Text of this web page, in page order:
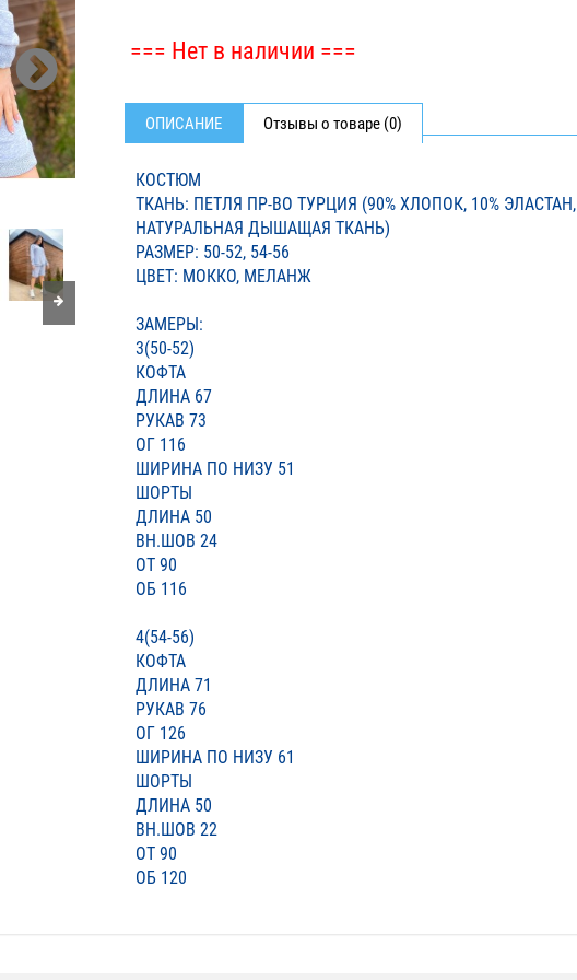
=== Нет в наличии ===
ОПИСАНИЕ Отзывы о товаре (0)
КОСТЮМ
ТКАНЬ: ПЕТЛЯ ПР-ВО ТУРЦИЯ (90% ХЛОПОК, 10% ЭЛАСТАН,
НАТУРАЛЬНАЯ ДЫШАЩАЯ ТКАНЬ)
РАЗМЕР: 50-52, 54-56
ЦВЕТ: МОККО, МЕЛАНЖ
ЗАМЕРЫ:
3(50-52)
КОФТА
ДЛИНА 67
РУКАВ 73
ОГ 116
ШИРИНА ПО НИЗУ 51
ШОРТЫ
ДЛИНА 50
ВН.ШОВ 24
ОТ 90
ОБ 116
4(54-56)
КОФТА
ДЛИНА 71
РУКАВ 76
ОГ 126
ШИРИНА ПО НИЗУ 61
ШОРТЫ
ДЛИНА 50
ВН.ШОВ 22
ОТ 90
ОБ 120